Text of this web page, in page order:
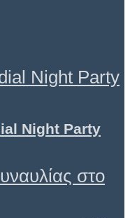
Night Party